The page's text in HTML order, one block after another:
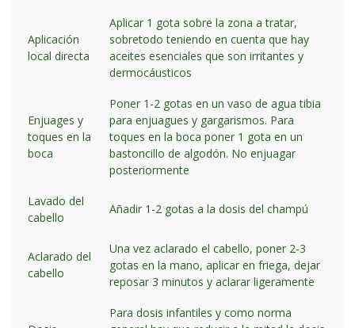
Aplicación
local directa
Aplicar 1 gota sobre la zona a tratar,
sobretodo teniendo en cuenta que hay
aceites esenciales que son irritantes y
dermocáusticos
Enjuages y
toques en la
boca
Poner 1-2 gotas en un vaso de agua tibia
para enjuagues y gargarismos. Para
toques en la boca poner 1 gota en un
bastoncillo de algodón. No enjuagar
posteriormente
Lavado del
cabello
Añadir 1-2 gotas a la dosis del champú
Aclarado del
cabello
Una vez aclarado el cabello, poner 2-3
gotas en la mano, aplicar en friega, dejar
reposar 3 minutos y aclarar ligeramente
Para dosis infantiles y como norma